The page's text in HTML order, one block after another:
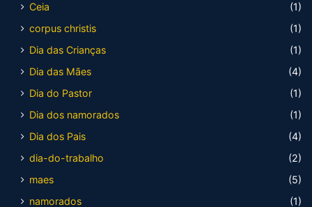
Ceia
(1)
corpus christis
(1)
Dia das Crianças
(1)
Dia das Mães
(4)
Dia do Pastor
(1)
Dia dos namorados
(1)
Dia dos Pais
(4)
dia-do-trabalho
(2)
maes
(5)
namorados
(1)